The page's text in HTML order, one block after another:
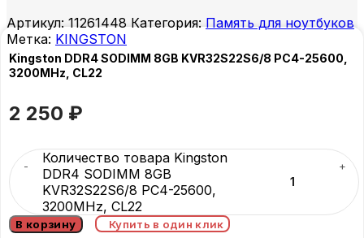
Артикул:11261448Категория: Память для ноутбуков
Метка: KINGSTON
Kingston DDR4 SODIMM 8GB KVR32S22S6/8 PC4-25600,
3200MHz, CL22
2 250 ₽
Количество товара Kingston
DDR4 SODIMM 8GB
KVR32S22S6/8 PC4-25600,
3200MHz, CL22
В корзину Купить в один клик